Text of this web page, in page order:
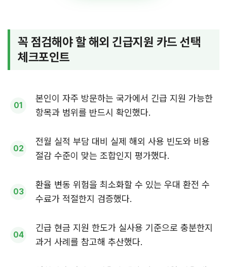
꼭 점검해야 할 해외 긴급지원 카드 선택
체크포인트
본인이 자주 방문하는 국가에서 긴급 지원 가능한
항목과 범위를 반드시 확인했다.
전월 실적 부담 대비 실제 해외 사용 빈도와 비용
절감 수준이 맞는 조합인지 평가했다.
환율 변동 위험을 최소화할 수 있는 우대 환전 수
수료가 적절한지 검증했다.
긴급 현금 지원 한도가 실사용 기준으로 충분한지
과거 사례를 참고해 추산했다.